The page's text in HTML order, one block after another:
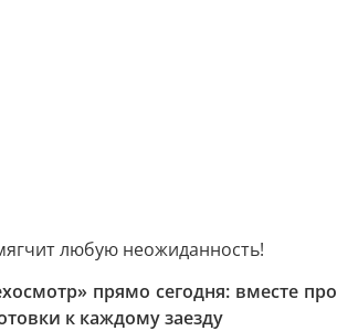
любую неожиданность!
прямо сегодня: вместе
к каждому заезду